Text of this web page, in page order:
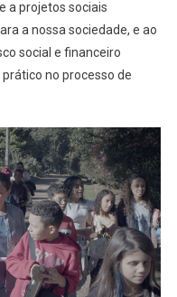
a projetos sociais
a nossa sociedade, e ao
social e financeiro
no processo de